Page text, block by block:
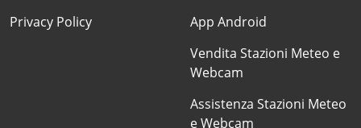
Privacy Policy
App Android
Vendita Stazioni Meteo e
Webcam
Assistenza Stazioni Meteo
e Webcam